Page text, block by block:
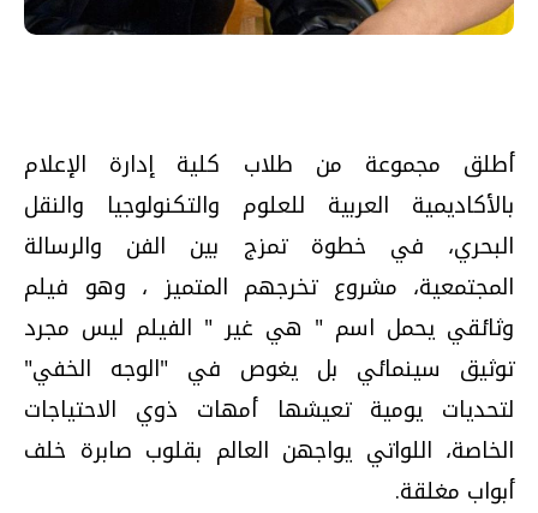
أطلق مجموعة من طلاب كلية إدارة الإعلام
بالأكاديمية العربية للعلوم والتكنولوجيا والنقل
البحري، في خطوة تمزج بين الفن والرسالة
المجتمعية، مشروع تخرجهم المتميز ، وهو فيلم
وثائقي يحمل اسم " هي غير " الفيلم ليس مجرد
توثيق سينمائي بل يغوص في "الوجه الخفي"
لتحديات يومية تعيشها أمهات ذوي الاحتياجات
الخاصة، اللواتي يواجهن العالم بقلوب صابرة خلف
أبواب مغلقة.